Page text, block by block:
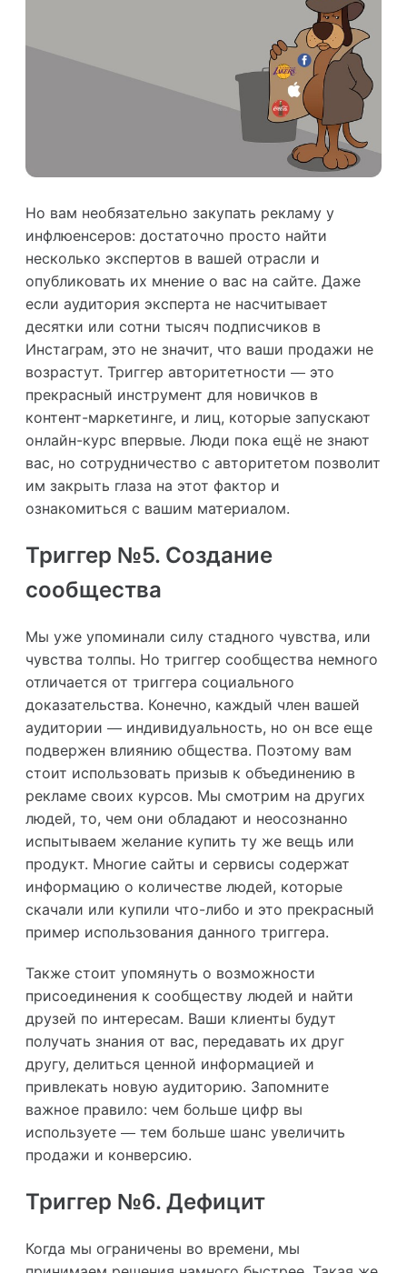
Но вам необязательно закупать рекламу у
инфлюенсеров: достаточно просто найти
несколько экспертов в вашей отрасли и
опубликовать их мнение о вас на сайте. Даже
если аудитория эксперта не насчитывает
десятки или сотни тысяч подписчиков в
Инстаграм, это не значит, что ваши продажи не
возрастут. Триггер авторитетности — это
прекрасный инструмент для новичков в
контент-маркетинге, и лиц, которые запускают
онлайн-курс впервые. Люди пока ещё не знают
вас, но сотрудничество с авторитетом позволит
им закрыть глаза на этот фактор и
ознакомиться с вашим материалом.
Триггер №5. Создание
сообщества
Мы уже упоминали силу стадного чувства, или
чувства толпы. Но триггер сообщества немного
отличается от триггера социального
доказательства. Конечно, каждый член вашей
аудитории — индивидуальность, но он все еще
подвержен влиянию общества. Поэтому вам
стоит использовать призыв к объединению в
рекламе своих курсов. Мы смотрим на других
людей, то, чем они обладают и неосознанно
испытываем желание купить ту же вещь или
продукт. Многие сайты и сервисы содержат
информацию о количестве людей, которые
скачали или купили что-либо и это прекрасный
пример использования данного триггера.
Также стоит упомянуть о возможности
присоединения к сообществу людей и найти
друзей по интересам. Ваши клиенты будут
получать знания от вас, передавать их друг
другу, делиться ценной информацией и
привлекать новую аудиторию. Запомните
важное правило: чем больше цифр вы
используете — тем больше шанс увеличить
продажи и конверсию.
Триггер №6. Дефицит
Когда мы ограничены во времени, мы